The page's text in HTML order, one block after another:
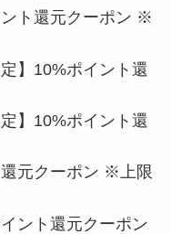
ント還元クーポン ※
】10%ポイント還
】10%ポイント還
還元クーポン ※上限
ント還元クーポン